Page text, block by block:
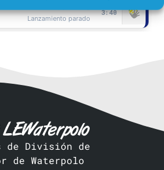
3:40
Lanzamiento parado
Lanzamiento fuera
parado
whittaker Pedley
de División de
de Waterpolo